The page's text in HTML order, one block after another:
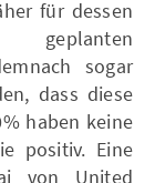
für dessen
geplanten
sogar
dass diese
haben keine
positiv. Eine
von United